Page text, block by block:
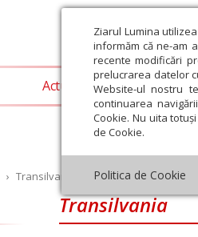
Ziarul Lumina
informăm că ne-am
recente modificări
prelucrarea datelor
Website-ul nostru
continuarea
Cookie. Nu uita
de Cookie.
Politica de Cookie
Actualitate religioasă
› Transilvania
Transilvania